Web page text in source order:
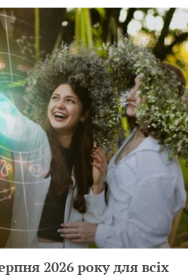
2026 року для всіх